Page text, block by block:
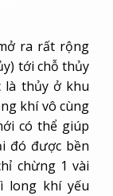
ra rất rộng
tới chỗ thủy
là thủy ở khu
khí vô cùng
có thể giúp
đó được bền
chừng 1 vài
long khí yếu